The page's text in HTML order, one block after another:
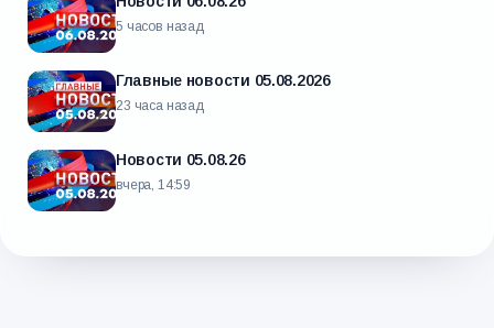
5 часов назад
Главные новости 05.08.2026
23 часа назад
Новости 05.08.26
вчера, 14:59